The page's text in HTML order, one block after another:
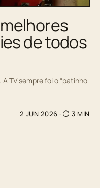
de todos
TV sempre foi o “patinho
2 JUN 2026 · ⏱ 3 MIN